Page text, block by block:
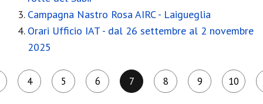
Campagna Nastro Rosa AIRC - Laigueglia
Orari Ufficio IAT - dal 26 settembre al 2 novembre
2025
4 5 6 7 8 9 10